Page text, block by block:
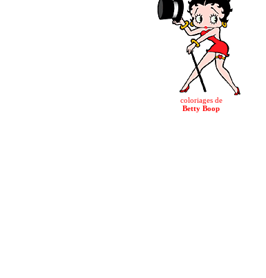
coloriages de
Betty Boop